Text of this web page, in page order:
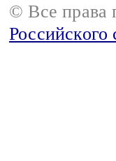
© Все права
Российского